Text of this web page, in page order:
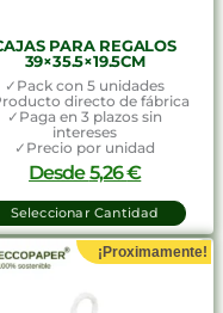
PARA REGALOS
39×35.5×19.5CM
✓Pack con 5 unidades
directo de fábrica
✓Paga en 3 plazos sin
intereses
✓Precio por unidad
Desde5,26€
Seleccionar Cantidad
¡Proximamente!